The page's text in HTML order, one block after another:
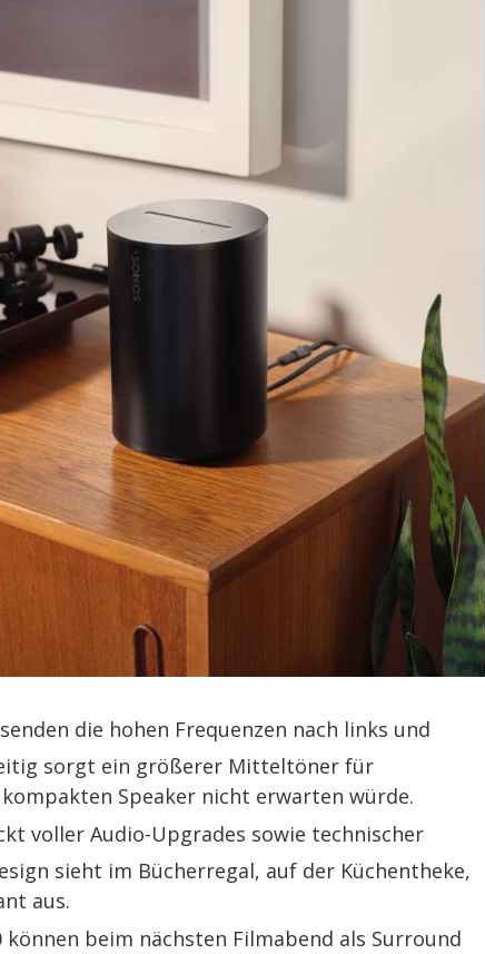
die hohen Frequenzen nach links und
sorgt ein größerer Mitteltöner für
Speaker nicht erwarten würde.
voller Audio-Upgrades sowie technischer
sieht im Bücherregal, auf der Küchentheke,
aus.
können beim nächsten Filmabend als Surround